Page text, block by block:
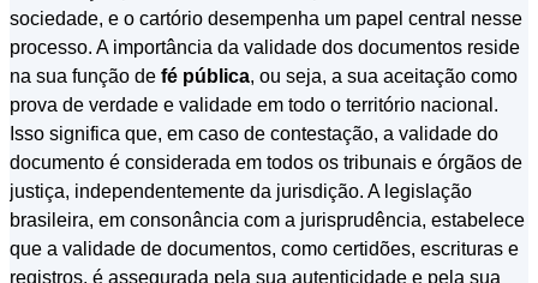
sociedade, e o cartório desempenha um papel central nesse
processo. A importância da validade dos documentos reside
na sua função de fé pública, ou seja, a sua aceitação como
prova de verdade e validade em todo o território nacional.
Isso significa que, em caso de contestação, a validade do
documento é considerada em todos os tribunais e órgãos de
justiça, independentemente da jurisdição. A legislação
brasileira, em consonância com a jurisprudência, estabelece
que a validade de documentos, como certidões, escrituras e
registros, é assegurada pela sua autenticidade e pela sua